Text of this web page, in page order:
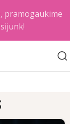
pramogaukime